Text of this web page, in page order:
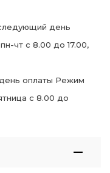
день
чт с 8.00 до 17.00,
оплаты Режим
с 8.00 до